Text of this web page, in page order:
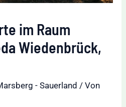
im Raum
Wiedenbrück,
- Sauerland / Von